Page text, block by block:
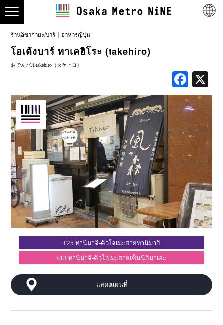
ร้านอิซากายะ/บาร์ อาหารญี่ปุ่น
โอเด้งบาร์ ทาเคฮิโระ (takehiro)
おでんバルtakehiro（タケヒロ）
T25 ทานิมาจิ-คิวโจเมะสายทานิมาจิ
S18 ทานิมาจิ-คิวโจเมะสายเซ็นนิจิมาเอะ
แสดงแผนที่